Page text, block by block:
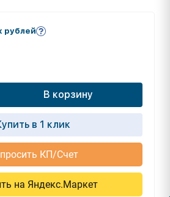
рублей
В корзину
в 1 клик
КП/Счет
на Яндекс.Маркет